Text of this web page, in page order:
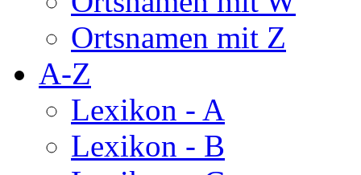
Ortsnamen mit Z
A-Z
Lexikon - A
Lexikon - B